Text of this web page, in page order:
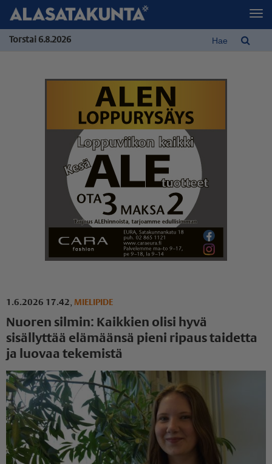
Torstai 6.8.2026
1.6.2026 17.42, MIELIPIDE
Nuoren silmin: Kaikkien olisi hyvä
sisällyttää elämäänsä pieni ripaus taidetta
ja luovaa tekemistä